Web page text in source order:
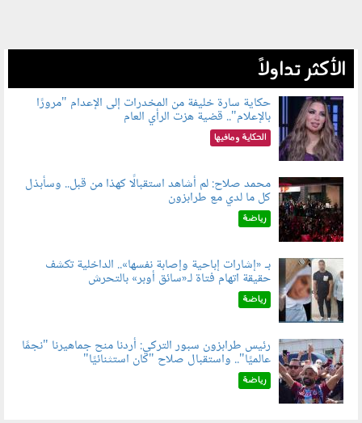
الأكثر تداولاً
060801.jpeg
حكاية سارة خليفة من المخدرات إلى الإعدام "مرورًا
بالإعلام".. قضية هزت الرأي العام
الحكاية ومافيها
060802.jpg
محمد صلاح: لم أشاهد استقبالًا كهذا من قبل.. وسأبذل
كل ما لدي مع طرابزون
رياضة
060804.jpg
بـ «إشارات إباحية وإصابة نفسها».. الداخلية تكشف
حقيقة اتهام فتاة لـ«سائق أوبر» بالتحرش
رياضة
060803.jpg
رئيس طرابزون سبور التركي: أردنا منح جماهيرنا "نجمًا
عالميًا".. واستقبال صلاح "كان استثنائيًا"
رياضة